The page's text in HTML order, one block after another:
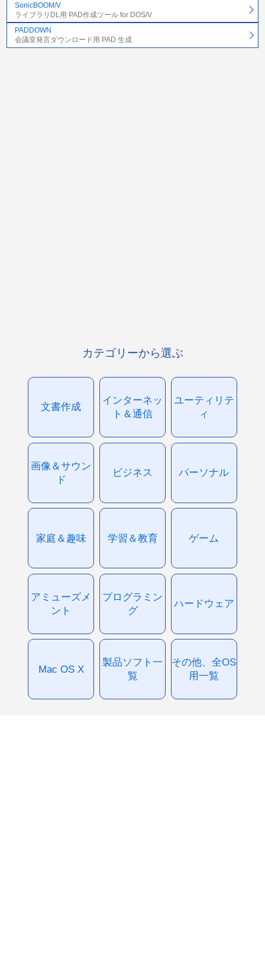
SonicBOOM/V
ライブラリDL用 PAD作成ツール for DOS/V
PADDOWN
会議室発言ダウンロード用 PAD 生成
カテゴリーから選ぶ
文書作成
インターネッ
ト＆通信
ユーティリテ
ィ
画像＆サウン
ド
ビジネス パーソナル
家庭＆趣味 学習＆教育 ゲーム
アミューズメ
ント
プログラミン
グ
ハードウェア
Mac OS X
製品ソフト一
覧
その他、全OS
用一覧